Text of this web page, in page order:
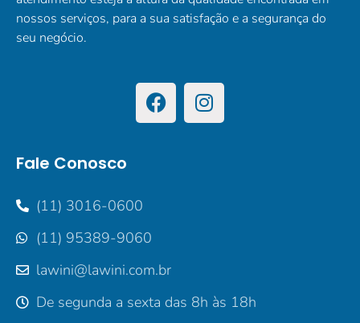
nossos serviços, para a sua satisfação e a segurança do
seu negócio.
Fale Conosco
(11) 3016-0600
(11) 95389-9060
lawini@lawini.com.br
De segunda a sexta das 8h às 18h